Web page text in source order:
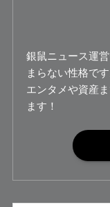
銀鼠ニュース運
まらない性格で
エンタメや資産
ます！